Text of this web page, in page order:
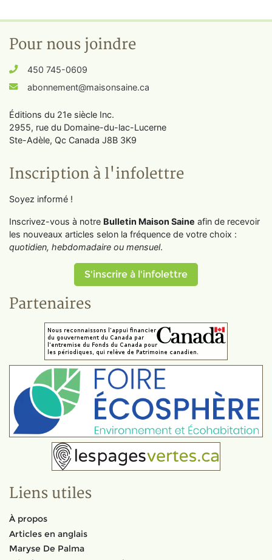
Pour nous joindre
450 745-0609
abonnement@maisonsaine.ca
Éditions du 21e siècle Inc.
2955, rue du Domaine-du-lac-Lucerne
Ste-Adèle, Qc Canada J8B 3K9
Inscription à l'infolettre
Soyez informé !
Inscrivez-vous à notre Bulletin Maison Saine afin de recevoir
les nouveaux articles selon la fréquence de votre choix :
quotidien, hebdomadaire ou mensuel.
S'inscrire à l'infolettre
Partenaires
Liens utiles
À propos
Articles en anglais
Maryse De Palma